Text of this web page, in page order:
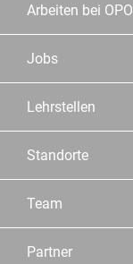
Arbeiten bei OPO
Jobs
Lehrstellen
Standorte
Team
Partner